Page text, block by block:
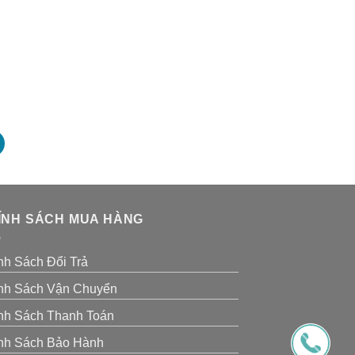
SÁCH MUA HÀNG
Sách Đổi Trả
Sách Vận Chuyển
Sách Thanh Toán
Sách Bảo Hành